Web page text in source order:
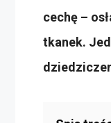
cechę –
tkanek.